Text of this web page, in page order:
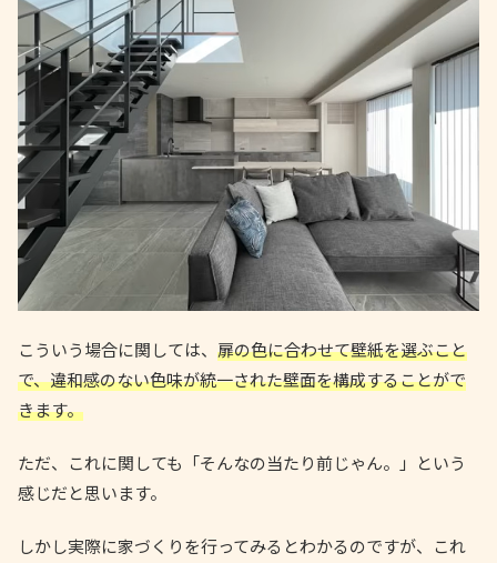
こういう場合に関しては、 扉の色に合わせて壁紙を選ぶこと
で、違和感のない色味が統一された壁面を構成することがで
きます。
ただ、これに関しても「そんなの当たり前じゃん。」という
感じだと思います。
しかし実際に家づくりを行ってみるとわかるのですが、これ